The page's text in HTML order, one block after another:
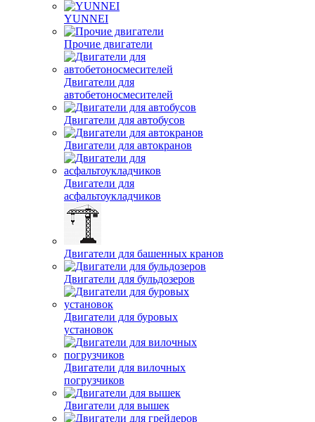
Yanmar
YTO
YUCHAI
YUNNEI
Прочие двигатели
Двигатели для
автобетоносмесителей
Двигатели для автобусов
Двигатели для автокранов
Двигатели для
асфальтоукладчиков
Двигатели для башенных кранов
Двигатели для бульдозеров
Двигатели для буровых
установок